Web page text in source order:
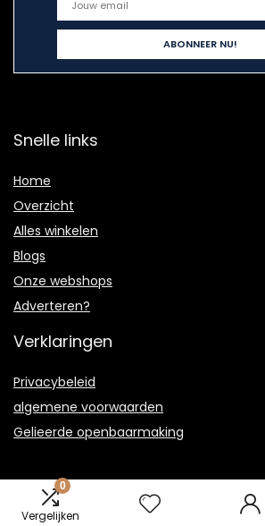
0
Vergelijken
Snelle links
Home
Overzicht
Alles winkelen
Blogs
Onze webshops
Adverteren?
Verklaringen
Privacybeleid
algemene voorwaarden
Gelieerde openbaarmaking